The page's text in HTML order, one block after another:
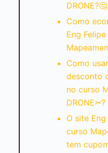
DRONE?🤔
Como
Eng
Como
desconto
no curso
DRONE✂?
O site
curso
tem